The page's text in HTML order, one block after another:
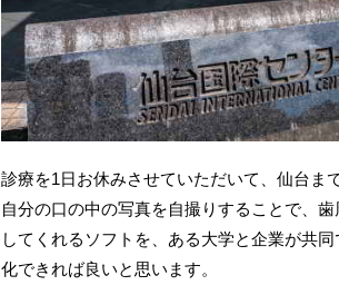
診療を1日お休みさせていただいて、仙台ま
自分の口の中の写真を自撮りすることで、
してくれるソフトを、ある大学と企業が共
化できれば良いと思います。